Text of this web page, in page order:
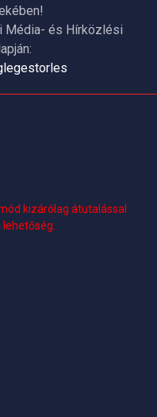
Média- és Hírközlési
kizárólag átutalással